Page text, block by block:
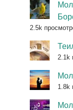
2.5k
2.1k
1.8k